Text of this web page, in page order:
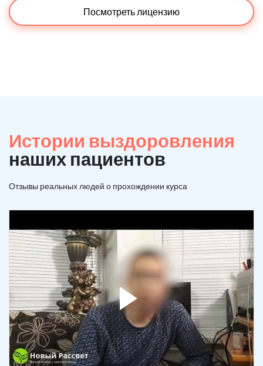
Посмотреть лицензию
Истории выздоровления
наших пациентов
Отзывы реальных людей о прохождении курса